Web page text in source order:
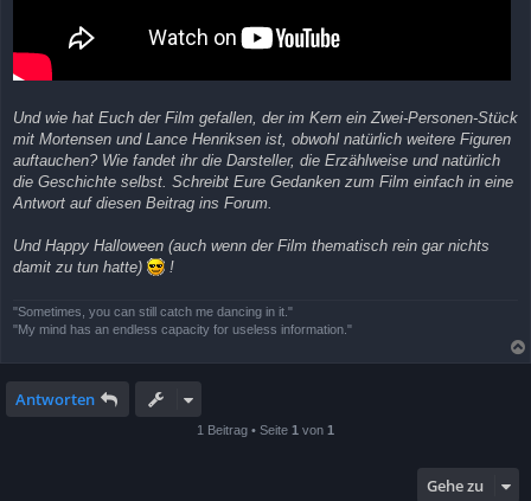
Und wie hat Euch der Film gefallen, der im Kern ein Zwei-Personen-Stück
mit Mortensen und Lance Henriksen ist, obwohl natürlich weitere Figuren
auftauchen? Wie fandet ihr die Darsteller, die Erzählweise und natürlich
die Geschichte selbst. Schreibt Eure Gedanken zum Film einfach in eine
Antwort auf diesen Beitrag ins Forum.
Und Happy Halloween (auch wenn der Film thematisch rein gar nichts
damit zu tun hatte)
!
"Sometimes, you can still catch me dancing in it."
"My mind has an endless capacity for useless information."
Antworten
1 Beitrag • Seite 1 von 1
Gehe zu